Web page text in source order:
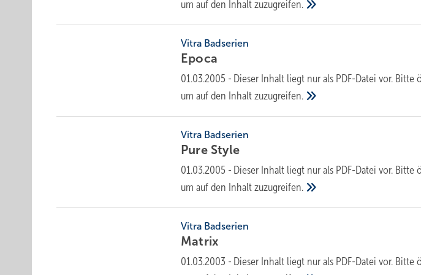
um auf den Inhaltzuzugreifen.
Vitra Badserien
Epoca
01.03.2005 - Dieser Inhalt liegt nur als PDF-Datei vor.
um auf den Inhaltzuzugreifen.
Vitra Badserien
Pure Style
01.03.2005 - Dieser Inhalt liegt nur als PDF-Datei vor.
um auf den Inhaltzuzugreifen.
Vitra Badserien
Matrix
01.03.2003 - Dieser Inhalt liegt nur als PDF-Datei vor.